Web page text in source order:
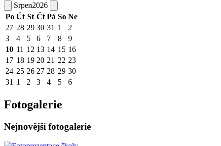
Srpen2026
Po Út St Čt Pá So Ne
27 28 29 30 31 1
2
3
4 5 6 7 8
9
10 11 12 13 14 15 16
17 18 19 20 21 22 23
24 25 26 27 28 29 30
31 1 2 3 4 5 6
Fotogalerie
Nejnovější fotogalerie